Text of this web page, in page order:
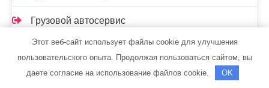
Грузовой автосервис
Грузовой автосервис, Грузовой автосервис
Дача, база отдыха
Этот веб-сайт использует файлы cookie для улучшения
пользовательского опыта. Продолжая пользоваться сайтом, вы
даете согласие на использование файлов cookie.
OK